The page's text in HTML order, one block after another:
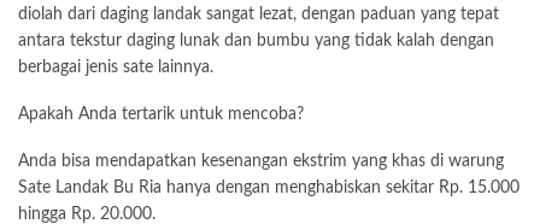
diolah dari daging landak sangat lezat, dengan paduan yang tepat
antara tekstur daging lunak dan bumbu yang tidak kalah dengan
berbagai jenis sate lainnya.
Apakah Anda tertarik untuk mencoba?
Anda bisa mendapatkan kesenangan ekstrim yang khas di warung
Sate Landak Bu Ria hanya dengan menghabiskan sekitar Rp. 15.000
hingga Rp. 20.000.